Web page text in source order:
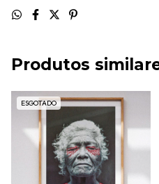
Produtos
ESGOTADO